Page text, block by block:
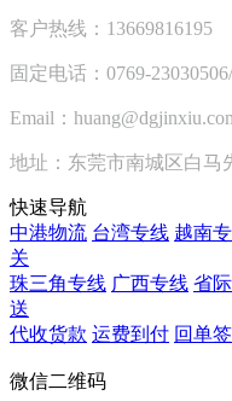
客户热线：13669816195
固定电话：0769-
Email：
地址：东莞市南城区白马
快速导航
中港物流 台湾专线 越南
关
珠三角专线 广西专线 省
送
代收货款 运费到付 回单
微信二维码